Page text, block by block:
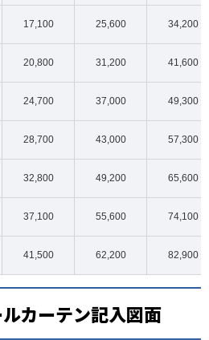
17,100 25,600 34,200
20,800 31,200 41,600
24,700 37,000 49,300
28,700 43,000 57,300
32,800 49,200 65,600
37,100 55,600 74,100
41,500 62,200 82,900
カーテン記入図面